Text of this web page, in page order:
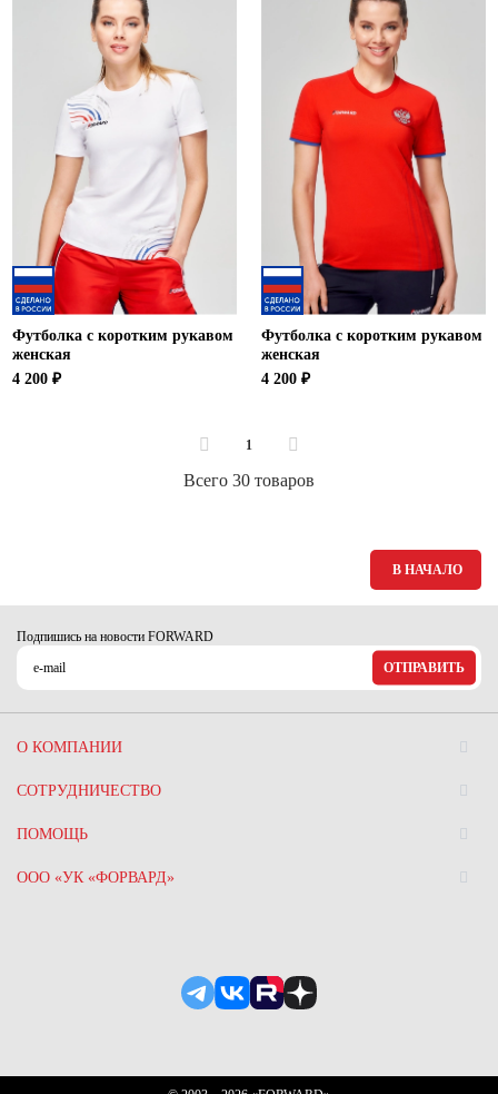
Футболка с коротким рукавом
женская
4 200 ₽
Футболка с коротким рукавом
женская
4 200 ₽
1
Всего 30 товаров
В НАЧАЛО
Подпишись на новости FORWARD
ОТПРАВИТЬ
О КОМПАНИИ
СОТРУДНИЧЕСТВО
ПОМОЩЬ
ООО «УК «ФОРВАРД»